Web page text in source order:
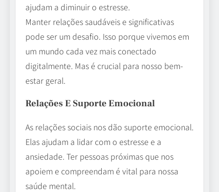
ajudam a diminuir o estresse.
Manter relações saudáveis e significativas
pode ser um desafio. Isso porque vivemos em
um mundo cada vez mais conectado
digitalmente. Mas é crucial para nosso bem-
estar geral.
Relações E Suporte Emocional
As relações sociais nos dão suporte emocional.
Elas ajudam a lidar com o estresse e a
ansiedade. Ter pessoas próximas que nos
apoiem e compreendam é vital para nossa
saúde mental.